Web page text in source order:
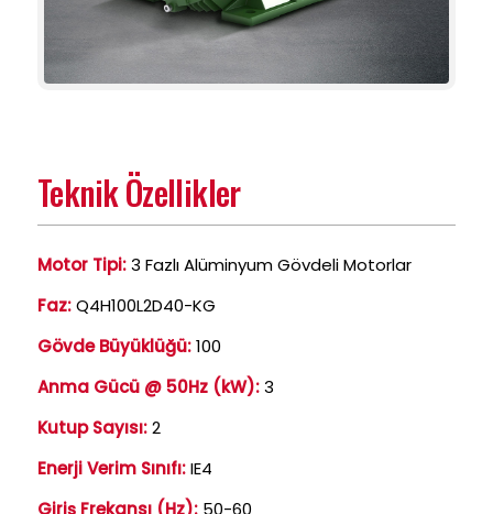
Teknik Özellikler
Motor Tipi:3 Fazlı Alüminyum Gövdeli Motorlar
Faz:Q4H100L2D40-KG
Gövde Büyüklüğü:100
Anma Gücü @ 50Hz (kW):3
Kutup Sayısı:2
Enerji Verim Sınıfı:IE4
Giriş Frekansı (Hz): 50-60